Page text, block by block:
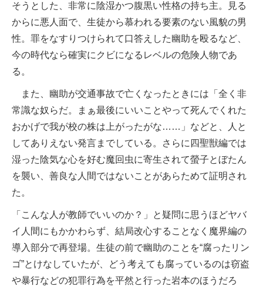
そうとした、非常に陰湿かつ腹黒い性格の持ち主。見る
からに悪人面で、生徒から慕われる要素のない風貌の男
性。罪をなすりつけられて口答えした幽助を殴るなど、
今の時代なら確実にクビになるレベルの危険人物であ
る。
また、幽助が交通事故で亡くなったときには「全く非
常識な奴らだ。まぁ最後にいいことやって死んでくれた
おかげで我が校の株は上がったがな……」などと、人と
してありえない発言までしている。さらに四聖獣編では
湿った陰気な心を好む魔回虫に寄生されて螢子とぼたん
を襲い、善良な人間ではないことがあらためて証明され
た。
「こんな人が教師でいいのか？」と疑問に思うほどヤバ
イ人間にもかかわらず、結局改心することなく魔界編の
導入部分で再登場。生徒の前で幽助のことを“腐ったリン
ゴ”とけなしていたが、どう考えても腐っているのは窃盗
や暴行などの犯罪行為を平然と行った岩本のほうだろ